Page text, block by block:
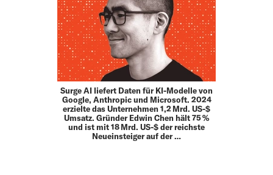
Surge AI liefert Daten für KI-Modelle von
Google, Anthropic und Microsoft. 2024
erzielte das Unternehmen 1,2 Mrd. US-$
Umsatz. Gründer Edwin Chen hält 75 %
und ist mit 18 Mrd. US-$ der reichste
Neueinsteiger auf der …